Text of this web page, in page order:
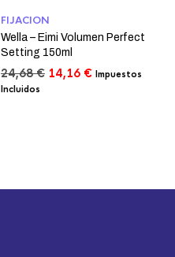
FIJACION
Wella – Eimi Volumen Perfect
Setting 150ml
24,68€ El
14,16 €ElImpuestos
Incluidos